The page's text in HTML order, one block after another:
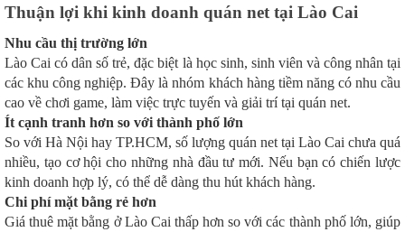
Thuận lợi khi kinh doanh quán net tại Lào Cai
Nhu cầu thị trường lớn
Lào Cai có dân số trẻ, đặc biệt là học sinh, sinh viên và công nhân tại
các khu công nghiệp. Đây là nhóm khách hàng tiềm năng có nhu cầu
cao về chơi game, làm việc trực tuyến và giải trí tại quán net.
Ít cạnh tranh hơn so với thành phố lớn
So với Hà Nội hay TP.HCM, số lượng quán net tại Lào Cai chưa quá
nhiều, tạo cơ hội cho những nhà đầu tư mới. Nếu bạn có chiến lược
kinh doanh hợp lý, có thể dễ dàng thu hút khách hàng.
Chi phí mặt bằng rẻ hơn
Giá thuê mặt bằng ở Lào Cai thấp hơn so với các thành phố lớn, giúp